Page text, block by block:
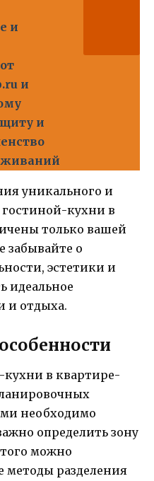
и
и
и
уникального и
кухни в
только вашей
забывайте о
эстетики и
идеальное
и отдыха.
в квартире-
необходимо
определить зону
можно
методы разделения